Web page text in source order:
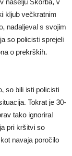
naselju Skorba, v
kljub večkratnim
nadaljeval s svojim
so policisti sprejeli
o prekrških.
so bili isti policisti
Tokrat je 30-
tako ignoriral
pri kršitvi so
navaja poročilo